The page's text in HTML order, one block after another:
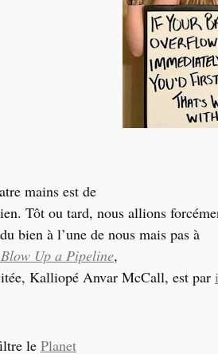
mains est de
Tôt ou tard, nous allions
bien à l’une de nous mais pas à
Up a Pipeline,
Kalliopé Anvar McCall, est par
le Planet